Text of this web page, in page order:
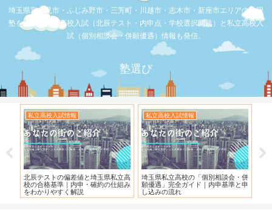
埼玉県富士見市・ふじみ野市・三芳町・川越市・志木市・新座市エリアの学習
塾を比較。公立高校入試（北辰テスト・内申点・学校選択問題）と私立高校入
試（個別相談会・併願優遇）情報も発信。
塾選び
私立高校入試情報
北辰テストの偏差値と埼玉県私立高
校の合格基準｜内申・確約の仕組み
をわかりやすく解説
私立高校入試情報
埼玉県私立高校の「個別相談会・併
願優遇」完全ガイド｜内申基準と申
し込みの流れ